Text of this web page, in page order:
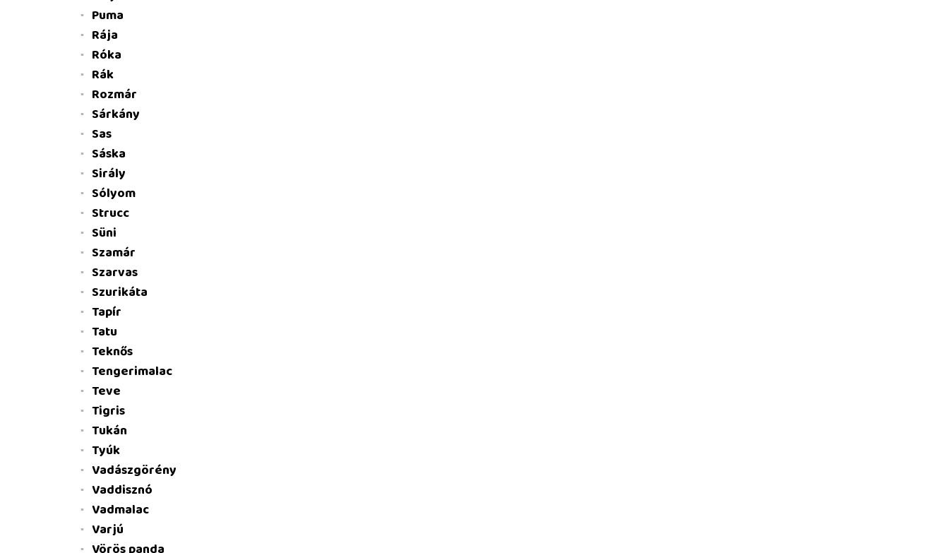
Puma
Rája
Róka
Rák
Rozmár
Sárkány
Sas
Sáska
Sirály
Sólyom
Strucc
Süni
Szamár
Szarvas
Szurikáta
Tapír
Tatu
Teknős
Tengerimalac
Teve
Tigris
Tukán
Tyúk
Vadászgörény
Vaddisznó
Vadmalac
Varjú